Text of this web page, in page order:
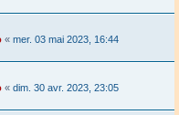
« mer. 03 mai 2023, 16:44
« dim. 30 avr. 2023, 23:05